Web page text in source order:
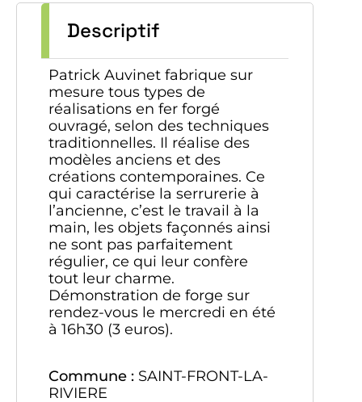
Descriptif
Patrick Auvinet fabrique sur
mesure tous types de
réalisations en fer forgé
ouvragé, selon des techniques
traditionnelles. Il réalise des
modèles anciens et des
créations contemporaines. Ce
qui caractérise la serrurerie à
l’ancienne, c’est le travail à la
main, les objets façonnés ainsi
ne sont pas parfaitement
régulier, ce qui leur confère
tout leur charme.
Démonstration de forge sur
rendez-vous le mercredi en été
à 16h30 (3 euros).
Commune : SAINT-FRONT-LA-
RIVIERE